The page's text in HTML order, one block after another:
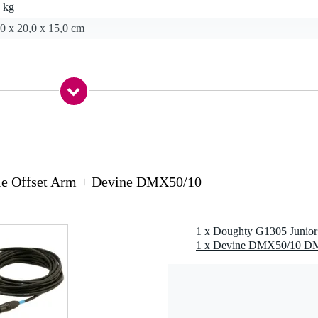
kg
x 20,0 x 15,0 cm
Offset Arm + Devine DMX50/10
1 x Doughty G1305